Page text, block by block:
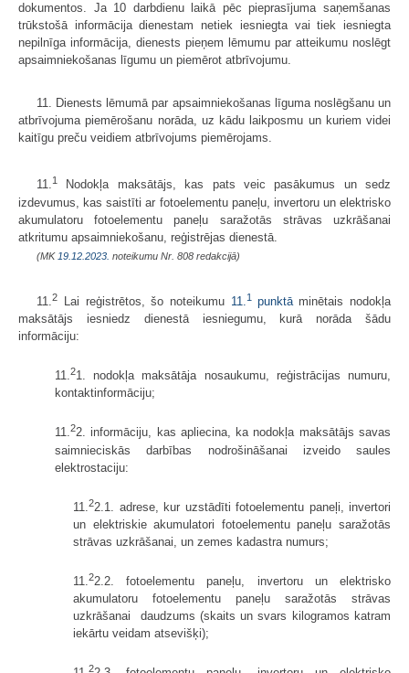
dokumentos. Ja 10 darbdienu laikā pēc pieprasījuma saņemšanas
trūkstošā informācija dienestam netiek iesniegta vai tiek iesniegta
nepilnīga informācija, dienests pieņem lēmumu par atteikumu noslēgt
apsaimniekošanas līgumu un piemērot atbrīvojumu.
11. Dienests lēmumā par apsaimniekošanas līguma noslēgšanu un
atbrīvojuma piemērošanu norāda, uz kādu laikposmu un kuriem videi
kaitīgu preču veidiem atbrīvojums piemērojams.
11.1
Nodokļa maksātājs, kas pats veic pasākumus un sedz
izdevumus, kas saistīti ar fotoelementu paneļu, invertoru un elektrisko
akumulatoru fotoelementu paneļu saražotās strāvas uzkrāšanai
atkritumu apsaimniekošanu, reģistrējas dienestā.
(MK 19.12.2023. noteikumu Nr. 808 redakcijā)
11. 2 Lai reģistrētos, šo noteikumu 11. 1 punktāminētais nodokļa
maksātājs iesniedz dienestā iesniegumu, kurā norāda šādu
informāciju:
11.21. nodokļa maksātāja nosaukumu, reģistrācijas numuru,
kontaktinformāciju;
11.22. informāciju, kas apliecina, ka nodokļa maksātājs savas
saimnieciskās darbības nodrošināšanai izveido saules
elektrostaciju:
11. 22.1. adrese, kur uzstādīti fotoelementu paneļi, invertori
un elektriskie akumulatori fotoelementu paneļu saražotās
strāvas uzkrāšanai, un zemes kadastra numurs;
11.22.2. fotoelementu paneļu, invertoru un elektrisko
akumulatoru fotoelementu paneļu saražotās strāvas
uzkrāšanai daudzums (skaits un svars kilogramos katram
iekārtu veidam atsevišķi);
2